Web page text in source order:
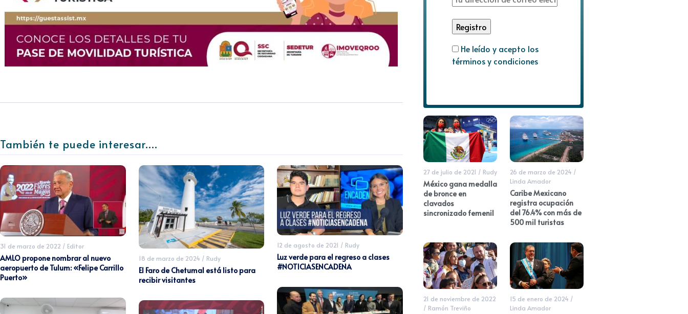
También te puede interesar....
31 de marzo de 2022 / Editor
AMLO propone nombrar al nuevo
aeropuerto de Tulum: «Felipe Carrillo
Puerto»
18 de marzo de 2024 / Rudy
El Faro de Chetumal está listo para
recibir visitantes
12 de agosto de 2021 / Rudy
Luz verde para el regreso a clases
#NOTICIASENCADENA
He leído y acepto los
términos y condiciones
27 de julio de 2021 / Rudy
México gana medalla
de bronce en
clavados
sincronizado femenil
26 de marzo de 2024 /
Linda Amador
Caribe Mexicano
registra ocupación
del 76.4% con más de
500 mil turistas
21 de noviembre de 2022
/ Ramón Treviño
15 de enero de 2024 /
Linda Amador